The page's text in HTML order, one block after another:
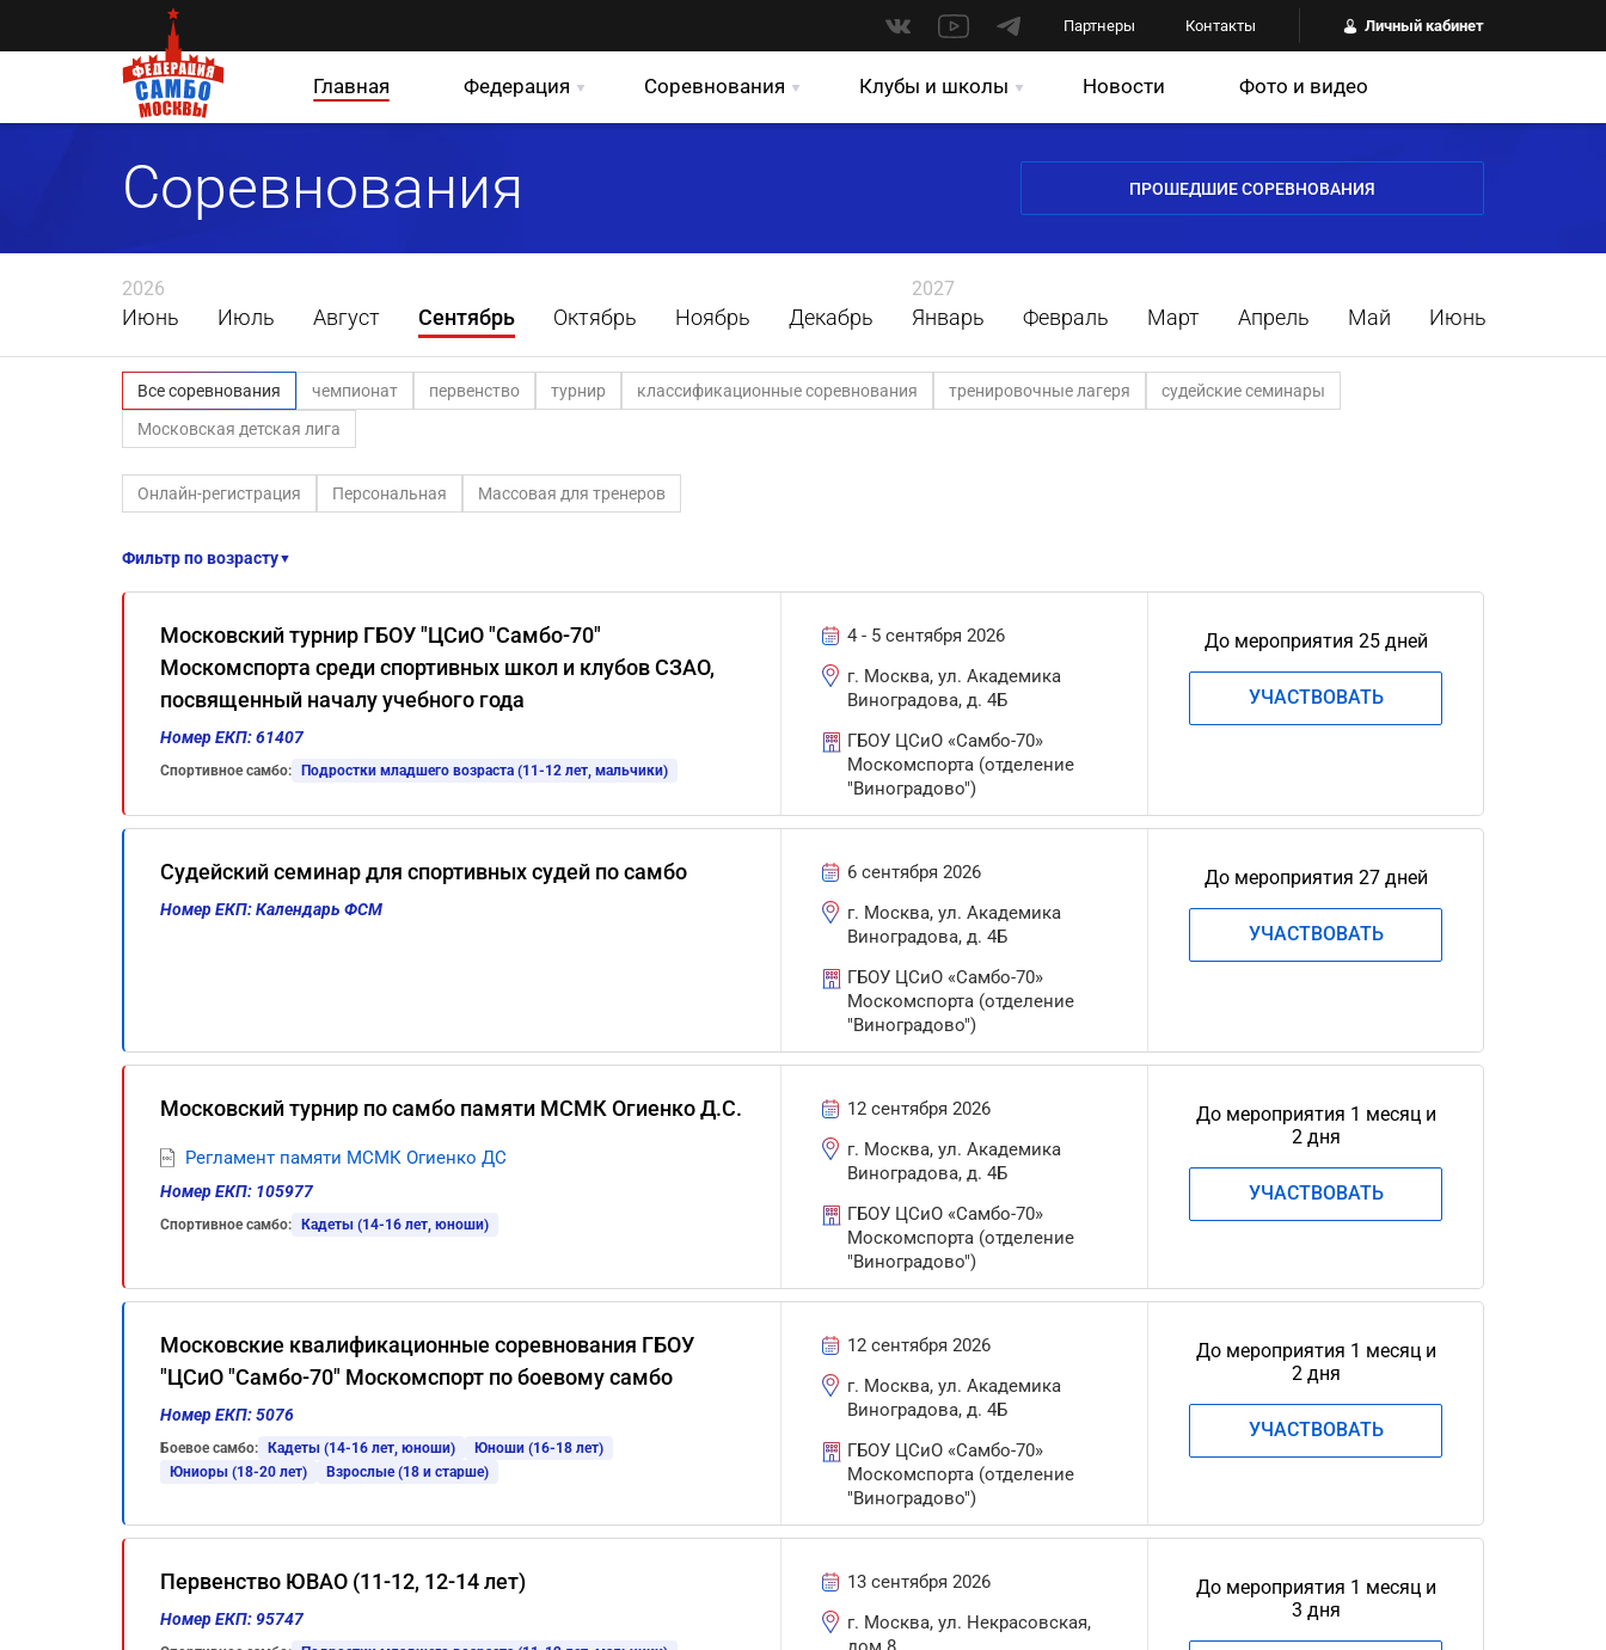
Партнеры Контакты Личный кабинет
Главная Федерация Соревнования Клубы и школы Новости Фото и видео
Соревнования ПРОШЕДШИЕ СОРЕВНОВАНИЯ
2026
Июнь Июль Август Сентябрь Октябрь Ноябрь Декабрь
2027
Январь Февраль Март Апрель Май Июнь
Все соревнования чемпионат первенство турнир классификационные соревнования тренировочные лагеря
судейские семинары
Московская детская лига
Онлайн-регистрация Персональная Массовая для тренеров
Фильтр по возрасту▼
Московский турнир ГБОУ "ЦСиО "Самбо-70"
Москомспорта среди спортивных школ и клубов СЗАО,
посвященный началу учебного года
Номер ЕКП: 61407
Спортивное самбо: Подростки младшего возраста (11-12 лет, мальчики)
4 - 5 сентября 2026
г. Москва, ул. Академика
Виноградова, д. 4Б
ГБОУ ЦСиО «Самбо-70»
Москомспорта (отделение
"Виноградово")
До мероприятия 25 дней
УЧАСТВОВАТЬ
Судейский семинар для спортивных судей по самбо
Номер ЕКП: Календарь ФСМ
6 сентября 2026
г. Москва, ул. Академика
Виноградова, д. 4Б
ГБОУ ЦСиО «Самбо-70»
Москомспорта (отделение
"Виноградово")
До мероприятия 27 дней
УЧАСТВОВАТЬ
Московский турнир по самбо памяти МСМК Огиенко Д.С.
Регламент памяти МСМК Огиенко ДС
Номер ЕКП: 105977
Спортивное самбо: Кадеты (14-16 лет, юноши)
12 сентября 2026
г. Москва, ул. Академика
Виноградова, д. 4Б
ГБОУ ЦСиО «Самбо-70»
Москомспорта (отделение
"Виноградово")
До мероприятия 1 месяц и
2 дня
УЧАСТВОВАТЬ
Московские квалификационные соревнования ГБОУ
"ЦСиО "Самбо-70" Москомспорт по боевому самбо
Номер ЕКП: 5076
Боевое самбо: Кадеты (14-16 лет, юноши)
Юноши (16-18 лет)
Юниоры (18-20 лет)
Взрослые (18 и старше)
12 сентября 2026
г. Москва, ул. Академика
Виноградова, д. 4Б
ГБОУ ЦСиО «Самбо-70»
Москомспорта (отделение
"Виноградово")
До мероприятия 1 месяц и
2 дня
УЧАСТВОВАТЬ
Первенство ЮВАО (11-12, 12-14 лет)
Номер ЕКП: 95747
13 сентября 2026
г. Москва, ул. Некрасовская,
До мероприятия 1 месяц и
3 дня